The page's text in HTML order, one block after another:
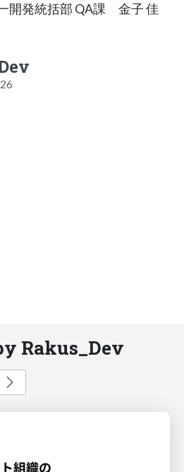
開発統括部 QA課 金子 佳
Rakus_Dev